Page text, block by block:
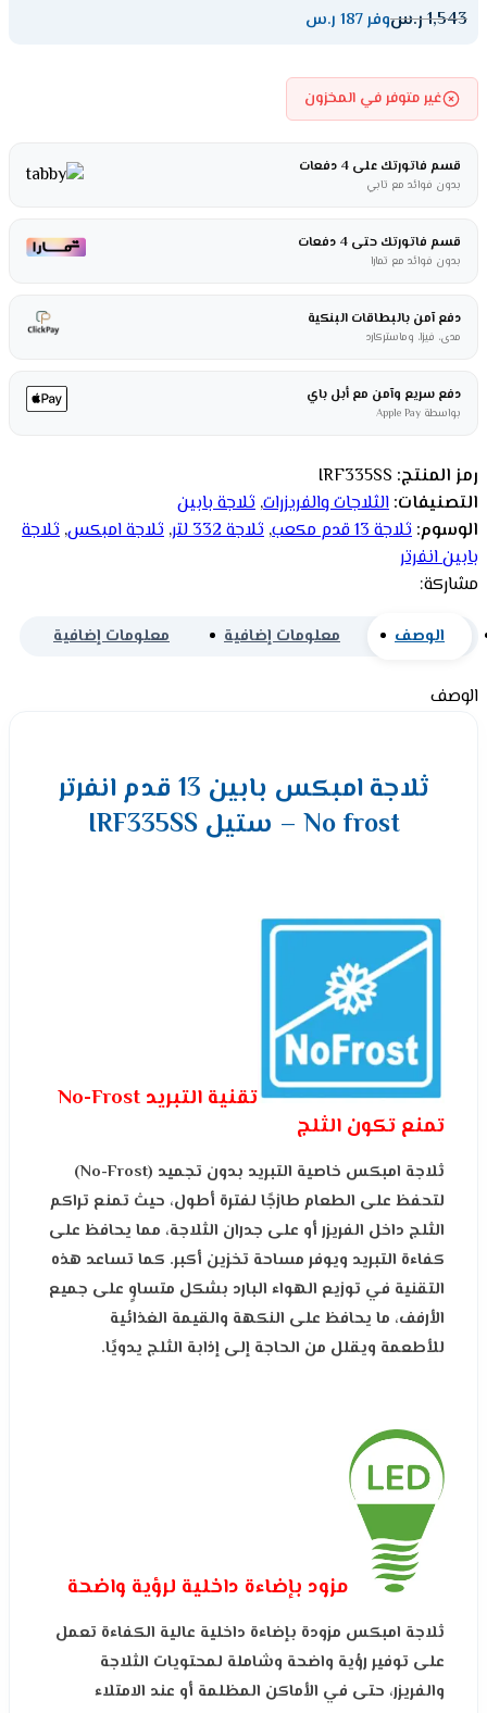
1,543ر.سوفر 187 ر.س
غير متوفر في المخزون
قسم فاتورتك على 4 دفعات
بدون فوائد مع تابي
قسم فاتورتك حتى 4 دفعات
بدون فوائد مع تمارا
دفع آمن بالبطاقات البنكية
مدى، فيزا، وماستركارد
دفع سريع وآمن مع أبل باي
بواسطة Apple Pay
رمز المنتج: IRF335SS
التصنيفات: الثلاجات والفريزرات, ثلاجة بابين
الوسوم: ثلاجة 13 قدم مكعب , ثلاجة 332 لتر , ثلاجة امبكس, ثلاجة
بابين انفرتر
مشاركة:
الوصف معلومات إضافية معلومات إضافية
الوصف
ثلاجة امبكس بابين 13 قدم انفرتر
No frost – ستيل IRF335SS
تقنية التبريد No-Frost
تمنع تكون الثلج
ثلاجة امبكس خاصية التبريد بدون تجميد (No-Frost)
لتحفظ على الطعام طازجًا لفترة أطول، حيث تمنع تراكم
الثلج داخل الفريزر أو على جدران الثلاجة، مما يحافظ على
كفاءة التبريد ويوفر مساحة تخزين أكبر. كما تساعد هذه
التقنية في توزيع الهواء البارد بشكل متساوٍ على جميع
الأرفف، ما يحافظ على النكهة والقيمة الغذائية
للأطعمة ويقلل من الحاجة إلى إذابة الثلج يدويًا.
مزود بإضاءة داخلية لرؤية واضحة
ثلاجة امبكس مزودة بإضاءة داخلية عالية الكفاءة تعمل
على توفير رؤية واضحة وشاملة لمحتويات الثلاجة
والفريزر، حتى في الأماكن المظلمة أو عند الامتلاء